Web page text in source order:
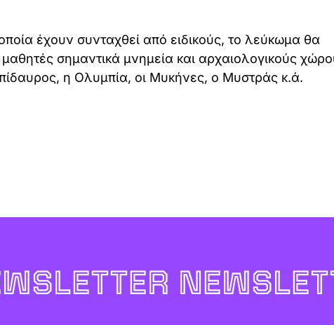
έχουν συνταχθεί από ειδικούς, το λεύκωμα θα
σημαντικά μνημεία και αρχαιολογικούς
η Ολυμπία, οι Μυκήνες, ο Μυστράς κ.ά.